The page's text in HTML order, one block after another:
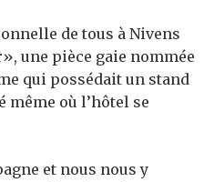
de tous à Nivens
une pièce gaie nommée
qui possédait un stand
où l’hôtel se
et nous nous y